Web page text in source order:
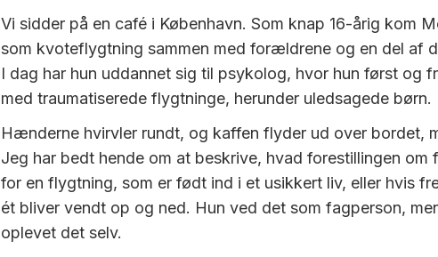
Vi sidder på en café i København. Som knap 16-årig kom
som kvoteflygtning sammen med forældrene og en del af
I dag har hun uddannet sig til psykolog, hvor hun først og
med traumatiserede flygtninge, herunder uledsagede børn.
Hænderne hvirvler rundt, og kaffen flyder ud over bordet,
Jeg har bedt hende om at beskrive, hvad forestillingen om
for en flygtning, som er født ind i et usikkert liv, eller hvis
ét bliver vendt op og ned. Hun ved det som fagperson,
oplevet det selv.